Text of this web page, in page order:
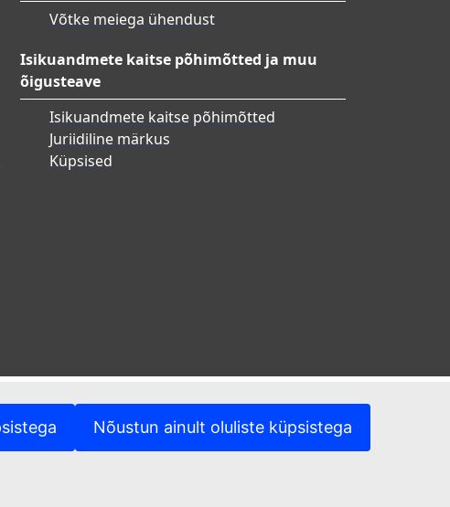
Nõustun ainult oluliste küpsistega
Võtke meiega ühendust
Isikuandmete kaitse põhimõtted ja muu
õigusteave
Isikuandmete kaitse põhimõtted
Juriidiline märkus
Küpsised